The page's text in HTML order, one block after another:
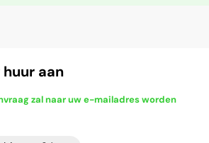
aan
zal naar uw e-mailadres worden